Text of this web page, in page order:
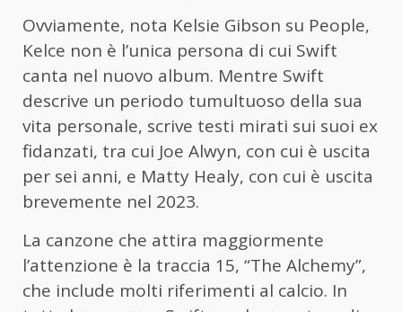
Ovviamente, nota Kelsie Gibson su People,
Kelce non è l’unica persona di cui Swift
canta nel nuovo album. Mentre Swift
descrive un periodo tumultuoso della sua
vita personale, scrive testi mirati sui suoi ex
fidanzati, tra cui Joe Alwyn, con cui è uscita
per sei anni, e Matty Healy, con cui è uscita
brevemente nel 2023.
La canzone che attira maggiormente
l’attenzione è la traccia 15, “The Alchemy”,
che include molti riferimenti al calcio. In